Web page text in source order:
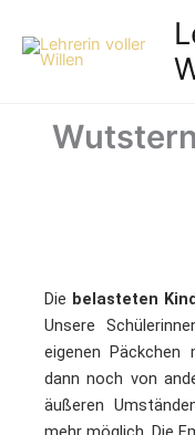
Inhalt
springen
Die belasteten
Unsere
eigenen
dann noch von
äußeren